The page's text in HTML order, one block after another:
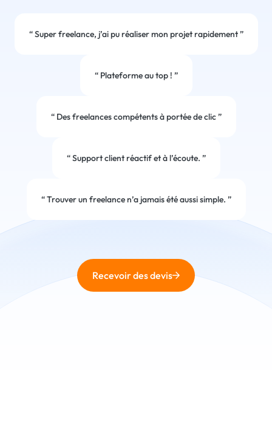
“Super freelance, j’ai pu réaliser mon projet rapidement”
“Plateforme au top ! ”
“Des freelances compétents à portée de clic”
“Support client réactif et à l’écoute. ”
“Trouver un freelance n’a jamais été aussi simple. ”
Recevoir des devis